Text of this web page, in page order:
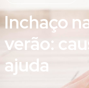
Inchaço
verão:
ajuda